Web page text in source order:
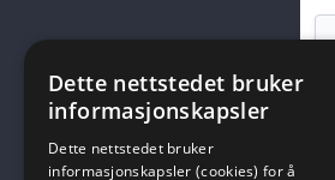
Dette nettstedet bruker
informasjonskapsler
Dette nettstedet bruker
informasjonskapsler (cookies) for å